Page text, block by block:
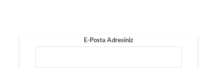
E-Posta Adresiniz